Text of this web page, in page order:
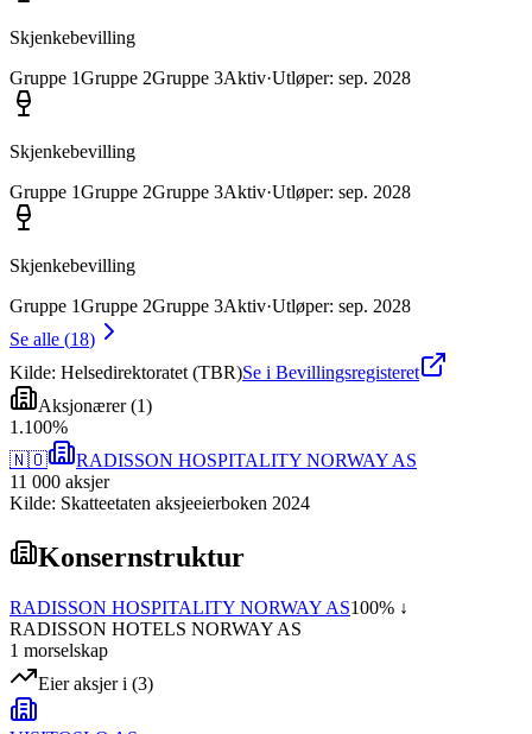
Skjenkebevilling
Gruppe 1Gruppe 2Gruppe 3Aktiv·Utløper: sep. 2028
Skjenkebevilling
Gruppe 1Gruppe 2Gruppe 3Aktiv·Utløper: sep. 2028
Skjenkebevilling
Gruppe 1Gruppe 2Gruppe 3Aktiv·Utløper: sep. 2028
Se alle (18)
Kilde: Helsedirektoratet (TBR)Se i Bevillingsregisteret
Aksjonærer(1)
1 .100%
🇳🇴
RADISSON HOSPITALITY NORWAY AS
11 000 aksjer
Kilde: Skatteetaten aksjeeierboken 2024
Konsernstruktur
RADISSON HOSPITALITY NORWAY AS100% ↓
RADISSON HOTELS NORWAY AS
1 morselskap
Eier aksjer i (3)